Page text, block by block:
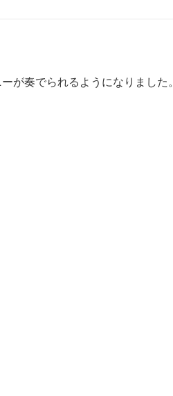
が奏でられるようになりました。